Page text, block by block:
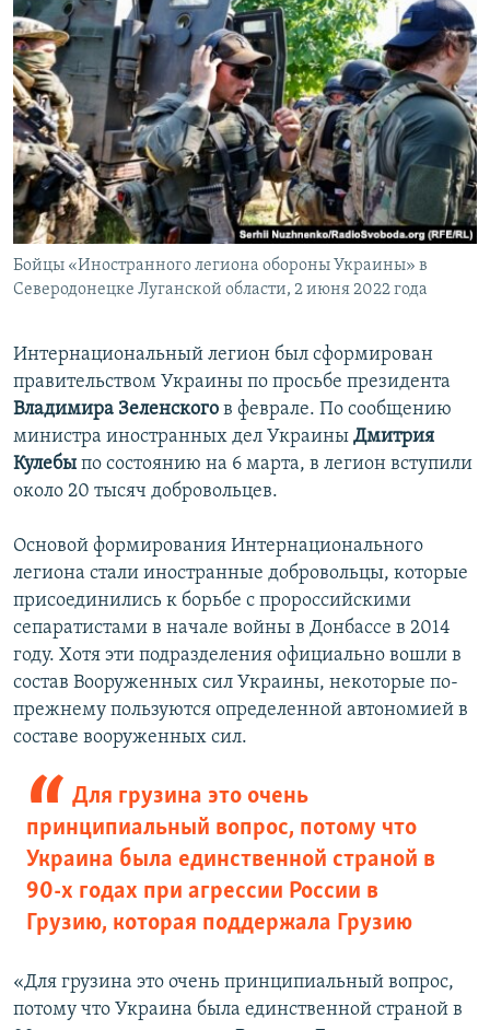
Бойцы «Иностранного легиона обороны Украины» в
Северодонецке Луганской области, 2 июня 2022 года
Интернациональный легион был сформирован
правительством Украины по просьбе президента
Владимира Зеленского в феврале. По сообщению
министра иностранных дел Украины Дмитрия
Кулебы по состоянию на 6 марта, в легион вступили
около 20 тысяч добровольцев.
Основой формирования Интернационального
легиона стали иностранные добровольцы, которые
присоединились к борьбе с пророссийскими
сепаратистами в начале войны в Донбассе в 2014
году. Хотя эти подразделения официально вошли в
состав Вооруженных сил Украины, некоторые по-
прежнему пользуются определенной автономией в
составе вооруженных сил.
Для грузина это очень
принципиальный вопрос, потому что
Украина была единственной страной в
90-х годах при агрессии России в
Грузию, которая поддержала Грузию
«Для грузина это очень принципиальный вопрос,
потому что Украина была единственной страной в